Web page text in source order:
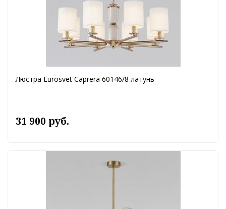
Люстра Eurosvet Caprera 60146/8 латунь
31 900 руб.